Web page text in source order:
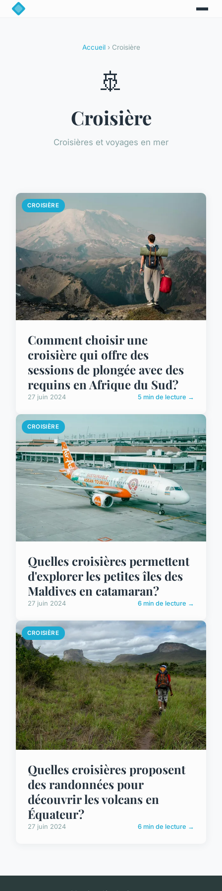
Accueil› Croisière
🚢
Croisière
Croisières et voyages en mer
CROISIÈRE
Comment choisir une
croisière qui offre des
sessions de plongée avec des
requins en Afrique du Sud?
27 juin 2024 5 min de lecture →
CROISIÈRE
Quelles croisières permettent
d'explorer les petites îles des
Maldives en catamaran?
27 juin 2024 6 min de lecture →
CROISIÈRE
Quelles croisières proposent
des randonnées pour
découvrir les volcans en
Équateur?
27 juin 2024 6 min de lecture →